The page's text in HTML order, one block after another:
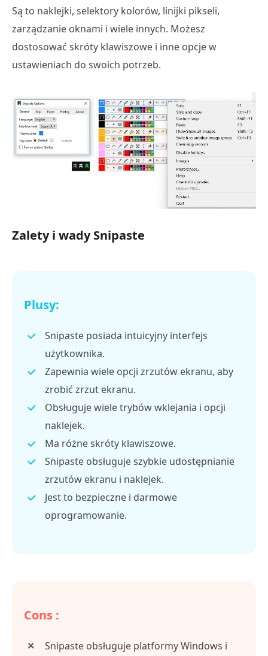
Są to naklejki, selektory kolorów, linijki pikseli,
zarządzanie oknami i wiele innych. Możesz
dostosować skróty klawiszowe i inne opcje w
ustawieniach do swoich potrzeb.
Zalety i wady Snipaste
Plusy:
Snipaste posiada intuicyjny interfejs
użytkownika.
Zapewnia wiele opcji zrzutów ekranu, aby
zrobić zrzut ekranu.
Obsługuje wiele trybów wklejania i opcji
naklejek.
Ma różne skróty klawiszowe.
Snipaste obsługuje szybkie udostępnianie
zrzutów ekranu i naklejek.
Jest to bezpieczne i darmowe
oprogramowanie.
Cons :
Snipaste obsługuje platformy Windows i